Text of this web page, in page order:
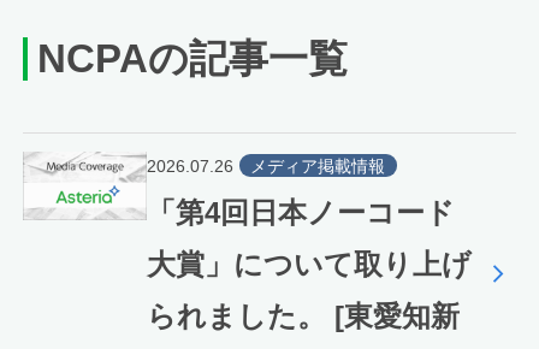
NCPAの記事一覧
2026.07.26 メディア掲載情報
「第4回日本ノーコード
大賞」について取り上げ
られました。 [東愛知新